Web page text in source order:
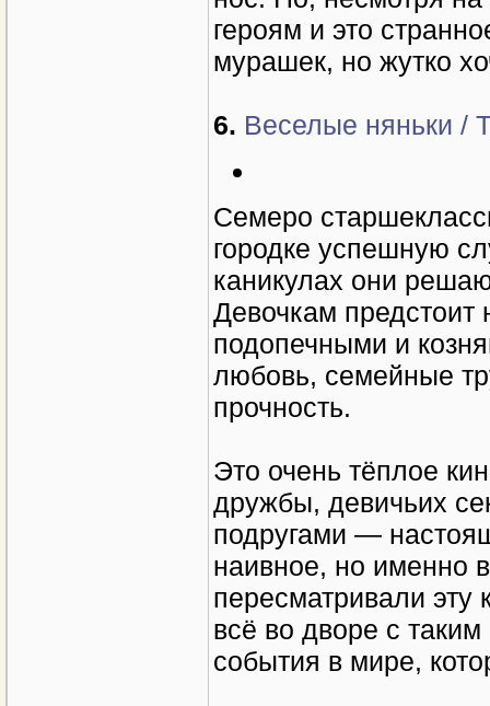
героям и это
мурашек, но жутко
6. Веселые няньки /
Семеро
городке успешную
каникулах они
Девочкам предстоит
подопечными и
любовь, семейные
прочность.
Это очень тёплое
дружбы, девичьих
подругами —
наивное, но именно
пересматривали эту
всё во дворе с
события в мире,